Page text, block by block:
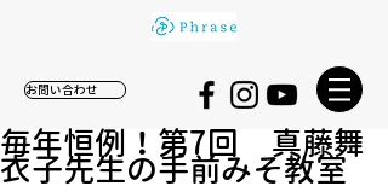
お問い合わせ
毎年恒例！第7回 真藤舞
衣子先生の手前みそ教室